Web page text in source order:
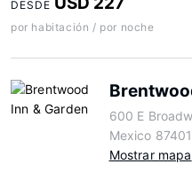
DESDE
por habitación / por noche
600 E
Mexico
Mostrar mapa